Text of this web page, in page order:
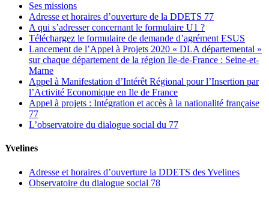
Ses missions
Adresse et horaires d’ouverture de la DDETS 77
A qui s’adresser concernant le formulaire U1 ?
Téléchargez le formulaire de demande d’agrément ESUS
Lancement de l’Appel à Projets 2020 « DLA départemental »
sur chaque département de la région Ile-de-France : Seine-et-
Marne
Appel à Manifestation d’Intérêt Régional pour l’Insertion par
l’Activité Economique en Ile de France
Appel à projets : Intégration et accès à la nationalité française
77
L’observatoire du dialogue social du 77
Yvelines
Adresse et horaires d’ouverture la DDETS des Yvelines
Observatoire du dialogue social 78